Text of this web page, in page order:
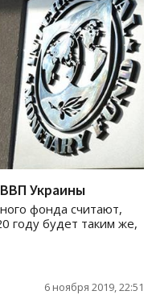
Украины
фонда считают,
году будет таким же,
6 ноября 2019, 22:51